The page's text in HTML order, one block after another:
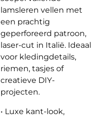
lamsleren vellen met
een prachtig
geperforeerd patroon,
laser-cut in Italië. Ideaal
voor kledingdetails,
riemen, tasjes of
creatieve DIY-
projecten.
• Luxe kant-look,